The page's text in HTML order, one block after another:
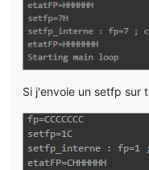
Si j'envoie un setfp sur